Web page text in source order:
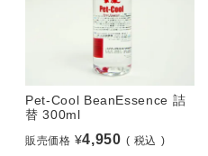
Pet-Cool BeanEssence 詰
替 300ml
販売価格 ¥4,950
税込